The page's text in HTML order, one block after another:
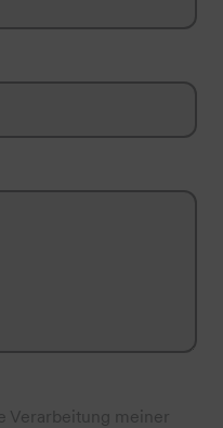
Verarbeitung meiner